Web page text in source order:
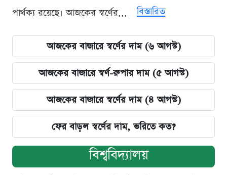
পার্থক্য রয়েছে। আজকের স্বর্ণের...
বিস্তারিত
আজকের বাজারে স্বর্ণের দাম (৬ আগস্ট)
আজকের বাজারে স্বর্ণ-রুপার দাম (৫ আগস্ট)
আজকের বাজারে স্বর্ণের দাম (৪ আগস্ট)
ফের বাড়ল স্বর্ণের দাম, ভরিতে কত?
বিশ্ববিদ্যালয়